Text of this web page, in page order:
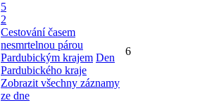
5
2
Cestování časem
nesmrtelnou párou
Pardubickým krajem Den
Pardubického kraje
Zobrazit všechny záznamy
ze dne
6